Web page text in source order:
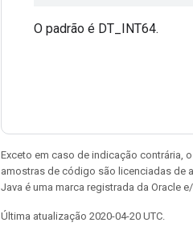
O padrão é DT_INT64.
Exceto em caso de indicação contrária,
amostras de código são licenciadas de
Java é uma marca registrada da Oracle
Última atualização 2020-04-20 UTC.